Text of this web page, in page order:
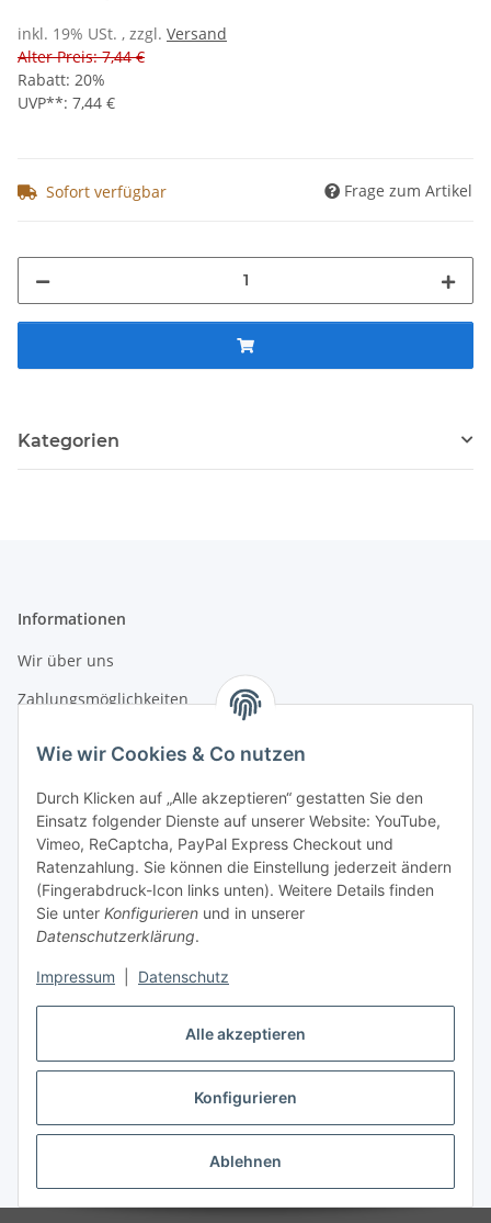
Alle akzeptieren
Konfigurieren
Ablehnen
Wie wir Cookies & Co nutzen
Durch Klicken auf „Alle akzeptieren“ gestatten Sie den
Einsatz folgender Dienste auf unserer Website: YouTube,
Vimeo, ReCaptcha, PayPal Express Checkout und
Ratenzahlung. Sie können die Einstellung jederzeit ändern
(Fingerabdruck-Icon links unten). Weitere Details finden
Sie unter Konfigurieren und in unserer
Datenschutzerklärung.
Impressum Datenschutz
inkl. 19% USt. , zzgl. Versand
Alter Preis: 7,44 €
Rabatt: 20%
UVP**: 7,44 €
Sofort verfügbar Frage zum Artikel
Kategorien
Informationen
Wir über uns
Zahlungsmöglichkeiten
Gesetzliche Informationen
Datenschutz
AGB
Sitemap
Nachhaltigkeitshinweise
Vertrag widerrufen